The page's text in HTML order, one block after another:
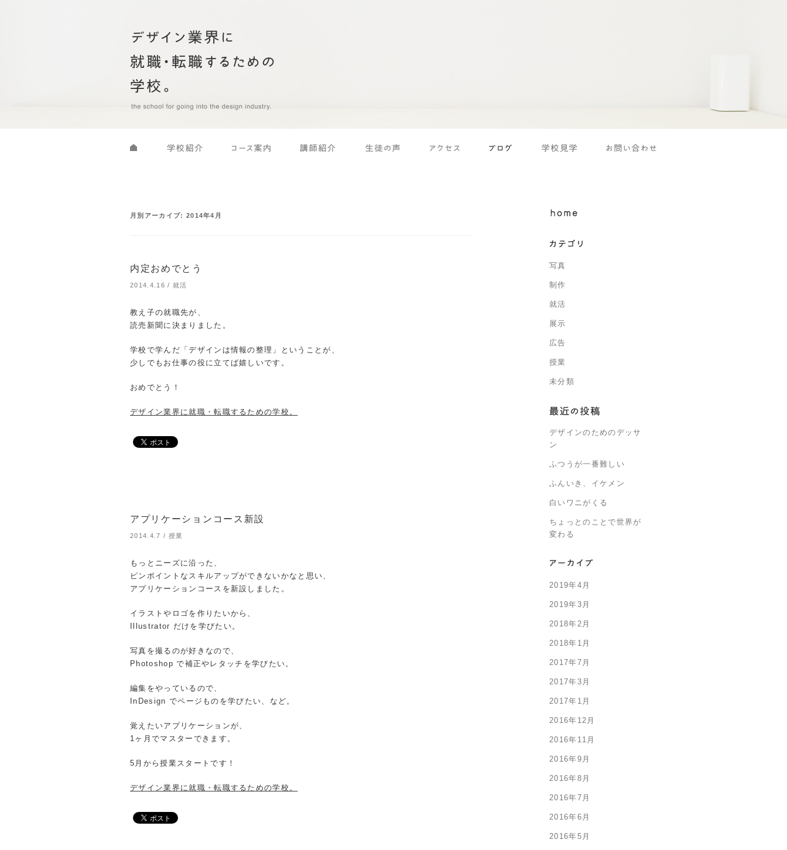
月別アーカイブ: 2014年4月
内定おめでとう
2014.4.16/ 就活
教え子の就職先が、
読売新聞に決まりました。
学校で学んだ「デザインは情報の整理」ということが、
少しでもお仕事の役に立てば嬉しいです。
おめでとう！
デザイン業界に就職・転職するための学校。
アプリケーションコース新設
2014.4.7 / 授業
もっとニーズに沿った、
ピンポイントなスキルアップができないかなと思い、
アプリケーションコースを新設しました。
イラストやロゴを作りたいから、
Illustrator だけを学びたい。
写真を撮るのが好きなので、
Photoshop で補正やレタッチを学びたい。
編集をやっているので、
InDesign でページものを学びたい、など。
覚えたいアプリケーションが、
1ヶ月でマスターできます。
5月から授業スタートです！
デザイン業界に就職・転職するための学校。
写真
制作
就活
展示
広告
授業
未分類
デザインのためのデッサ
ン
ふつうが一番難しい
ふんいき、イケメン
白いワニがくる
ちょっとのことで世界が
変わる
2019年4月
2019年3月
2018年2月
2018年1月
2017年7月
2017年3月
2017年1月
2016年12月
2016年11月
2016年9月
2016年8月
2016年7月
2016年6月
2016年5月